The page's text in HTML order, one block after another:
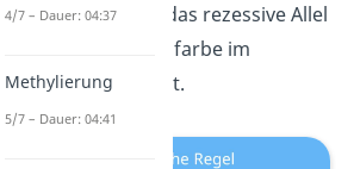
Samenfarbe gegen das rezessive Allel
Samenfarbe im
Phänotypdurchsetzt.
4/7 – Dauer: 04:37
Methylierung
5/7 – Dauer: 04:41